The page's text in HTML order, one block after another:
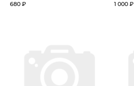
680 ₽ 1 000 ₽